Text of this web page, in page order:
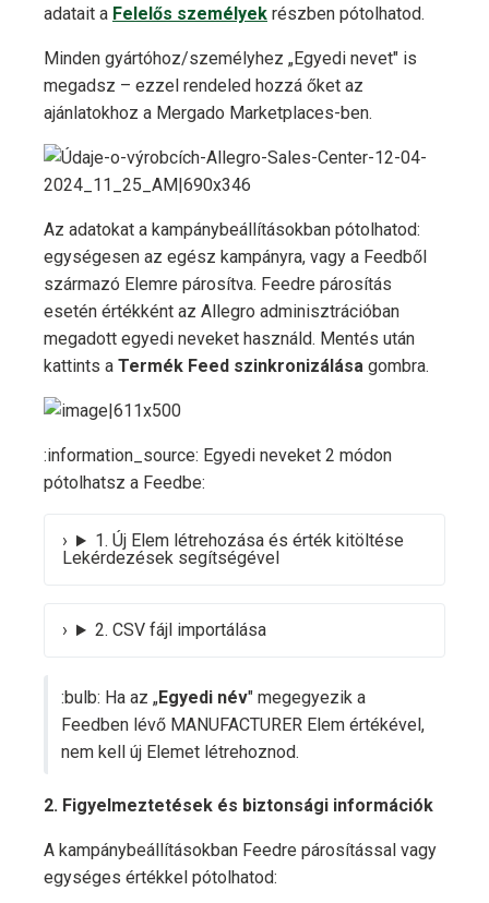
adatait a Felelős személyek részben pótolhatod.
Minden gyártóhoz/személyhez „Egyedi nevet" is
megadsz – ezzel rendeled hozzá őket az
ajánlatokhoz a Mergado Marketplaces-ben.
Az adatokat a kampánybeállításokban pótolhatod:
egységesen az egész kampányra, vagy a Feedből
származó Elemre párosítva. Feedre párosítás
esetén értékként az Allegro adminisztrációban
megadott egyedi neveket használd. Mentés után
kattints a Termék Feed szinkronizálása gombra.
:information_source: Egyedi neveket 2 módon
pótolhatsz a Feedbe:
1. Új Elem létrehozása és érték kitöltése
Lekérdezések segítségével
2. CSV fájl importálása
:bulb: Ha az „Egyedi név" megegyezik a
Feedben lévő MANUFACTURER Elem értékével,
nem kell új Elemet létrehoznod.
2. Figyelmeztetések és biztonsági információk
A kampánybeállításokban Feedre párosítással vagy
egységes értékkel pótolhatod: